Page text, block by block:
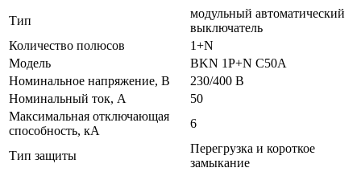
Тип
модульный автоматический
выключатель
Количество полюсов
1+N
Модель
BKN 1P+N C50A
Номинальное напряжение, В
230/400 В
Номинальный ток, А
50
Максимальная отключающая
способность, кА
6
Тип защиты
Перегрузка и короткое
замыкание